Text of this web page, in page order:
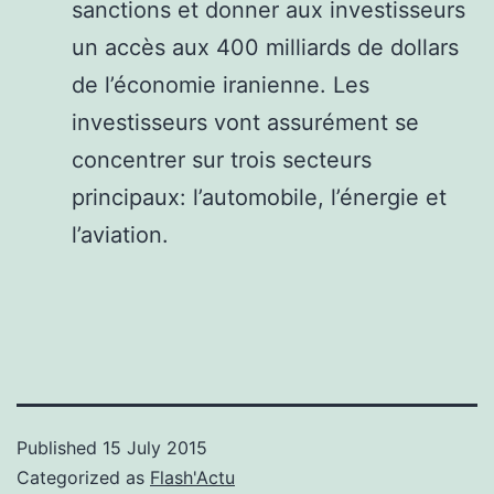
sanctions et donner aux investisseurs
un accès aux 400 milliards de dollars
de l’économie iranienne. Les
investisseurs vont assurément se
concentrer sur trois secteurs
principaux: l’automobile, l’énergie et
l’aviation.
Published 15 July 2015
Categorized as Flash'Actu